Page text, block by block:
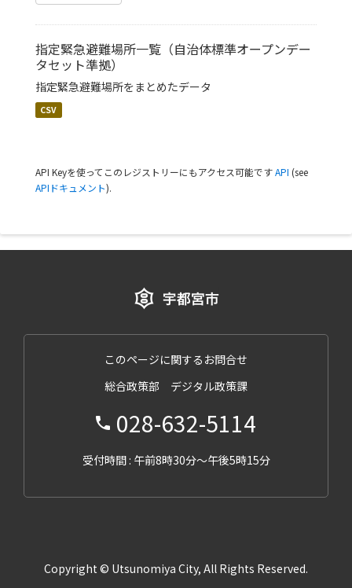
指定緊急避難場所一覧（自治体標準オープンデー
タセット準拠）
指定緊急避難場所をまとめたデータ
CSV
API Keyを使ってこのレジストリーにもアクセス可能ですAPI (see
APIドキュメント).
このページに関するお問合せ
総合政策部 デジタル政策課
028-632-5114
受付時間 : 午前8時30分～午後5時15分
Copyright © Utsunomiya City, All Rights Reserved.